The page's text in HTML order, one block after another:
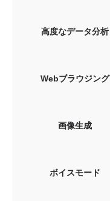
高度なデータ分析
Webブラウジング
画像生成
ボイスモード